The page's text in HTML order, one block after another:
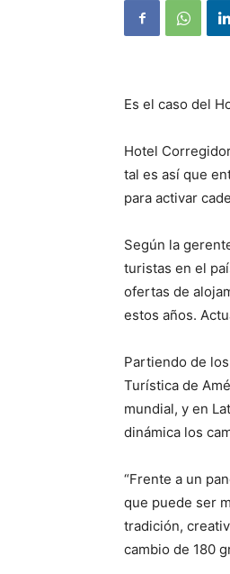
Es el caso del
Hotel
tal es así que
para activar
Según la
turistas en el
ofertas de
estos años.
Partiendo de
Turística de
mundial, y en
dinámica los
“Frente a un
que puede ser
tradición,
cambio de 180